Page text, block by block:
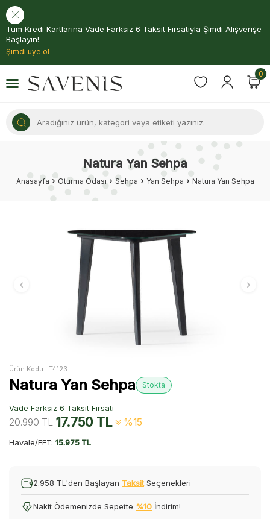
Tüm Kredi Kartlarına Vade Farksız 6 Taksit Fırsatıyla Şimdi Alışverişe
Başlayın!
Şimdi üye ol
0
Natura Yan Sehpa
Anasayfa Oturma Odası Sehpa Yan Sehpa Natura Yan Sehpa
Ürün Kodu : T4123
Natura Yan Sehpa Stokta
Vade Farksız 6 Taksit Fırsatı
20.990TL 17.750TL %15
Havale/EFT: 15.975 TL
2.958 TL'den Başlayan Taksit Seçenekleri
Nakit Ödemenizde Sepette %10 İndirim!